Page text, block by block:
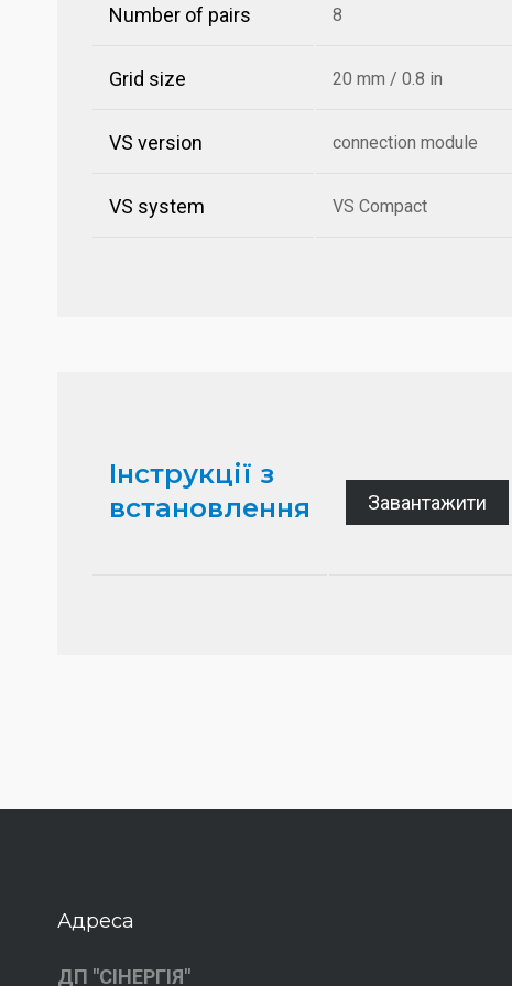
Number of pairs 8
Grid size 20 mm / 0.8 in
VS version connection module
VS system VS Compact
Інструкції з
встановлення
Завантажити
Адреса
ДП "СІНЕРГІЯ"